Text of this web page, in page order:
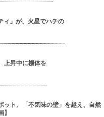
ィ」が、火星でハチの
上昇中に機体を
ット、「不気味の壁」を越え、自然